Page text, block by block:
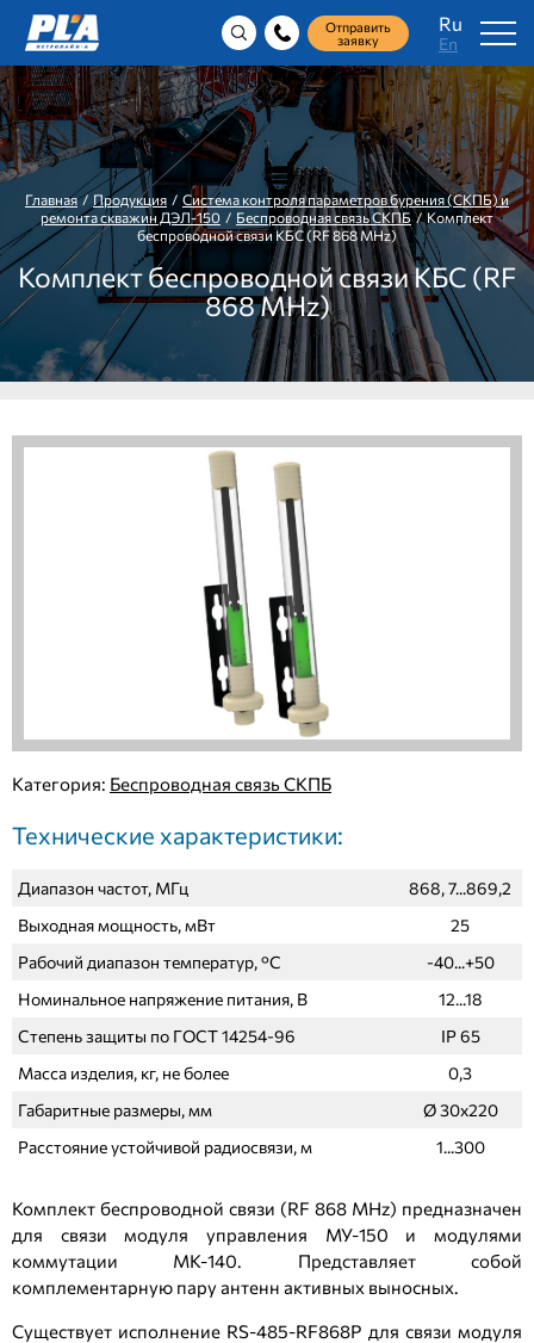
Ru
En
Отправить
заявку
Главная/ Продукция / Система контроля параметров бурения (СКПБ) и
ремонта скважин ДЭЛ-150 / Беспроводная связь СКПБ/ Комплект
беспроводной связи КБС (RF 868 MHz)
Комплект беспроводной связи КБС (RF
868 MHz)
Категория: Беспроводная связь СКПБ
Технические характеристики:
Диапазон частот, МГц
868, 7...869,2
Выходная мощность, мВт
25
Рабочий диапазон температур, °С
-40...+50
Номинальное напряжение питания, В
12...18
Степень защиты по ГОСТ 14254-96
IР 65
Масса изделия, кг, не более
0,3
Габаритные размеры, мм
Ø 30х220
Расстояние устойчивой радиосвязи, м
1...300
Комплект беспроводной связи (RF 868 MHz) предназначен
для связи модуля управления МУ-150 и модулями
коммутации МК-140. Представляет собой
комплементарную пару антенн активных выносных.
Существует исполнение RS-485-RF868P для связи модуля